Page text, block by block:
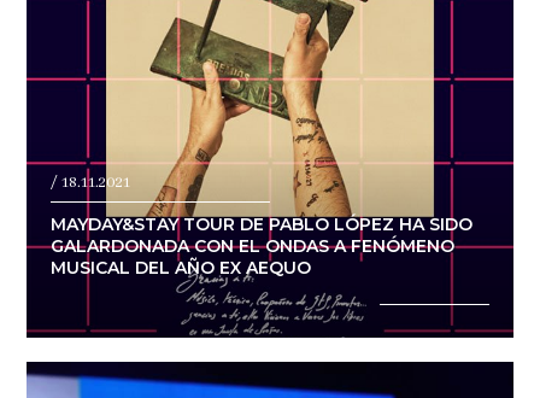
/ 18.11.2021
MAYDAY&STAY TOUR DE PABLO LÓPEZ HA SIDO
GALARDONADA CON EL ONDAS A FENÓMENO
MUSICAL DEL AÑO EX AEQUO